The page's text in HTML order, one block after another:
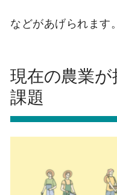
などがあげられます。
現在の農業
課題